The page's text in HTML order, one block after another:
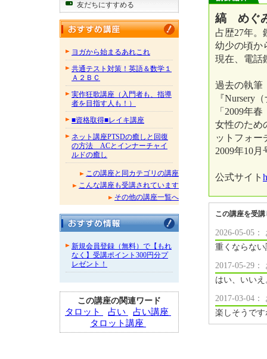
友だちにすすめる
ヨガから始まるあれこれ
共通テスト対策！英語＆数学１
Ａ２ＢＣ
実作狂歌講座（入門者も、指導
者を目指す人も！）
■資格取得■レイキ講座
ネット講座PTSDの癒しと回復
の方法 ACとインナーチャイ
ルドの癒し
この講座と同カテゴリの講座
こんな講座も受講されています
その他の講座一覧へ
新規会員登録（無料）で【もれ
なく】受講ポイント300円分プ
レゼント！
この講座の関連ワード
タロット 占い
占い講座
タロット講座
縞 めぐ
占歴27年。
幼少の頃か
現在、電話
過去の執筆
『Nursery
「2009年
女性のため
ットフォー
2009年10月
公式サイト
この講座を受
2026-05-05
重くならな
2017-05-29
はい、いい
2017-03-04
楽しそうで